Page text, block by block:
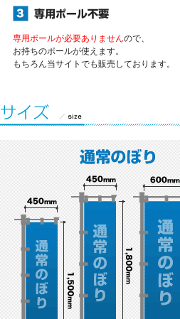
専用ポールが必要ありませんので、
お持ちのポールが使えます。
もちろん当サイトでも販売しております。